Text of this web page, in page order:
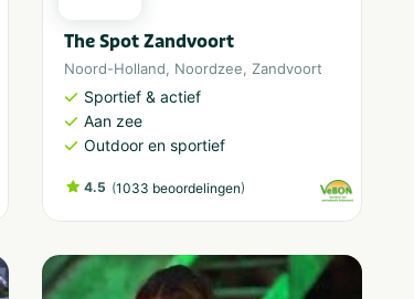
The Spot Zandvoort
Noord-Holland, Noordzee, Zandvoort
Sportief & actief
Aan zee
Outdoor en sportief
4.5 (1033 beoordelingen)